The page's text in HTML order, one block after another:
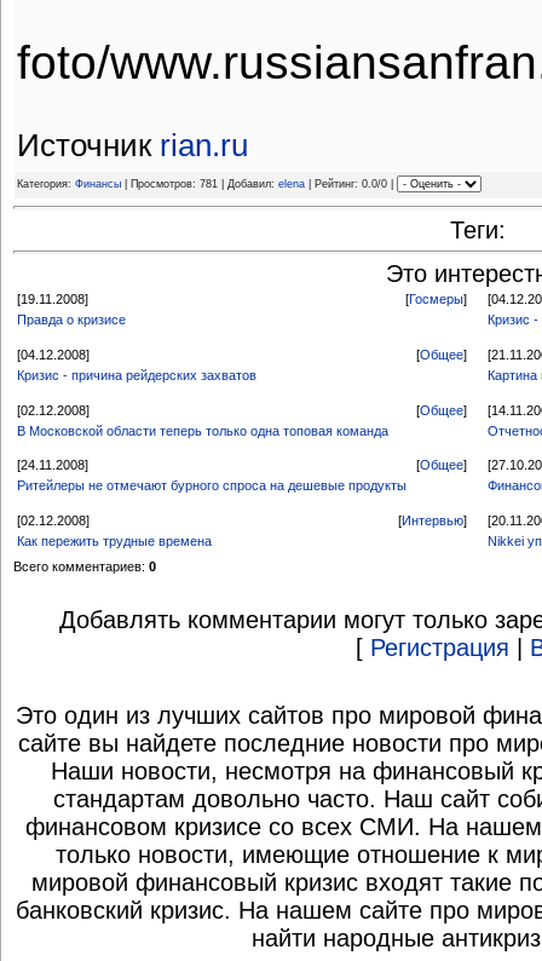
foto/
Источник rian.ru
Категория: Финансы | Просмотров: 781 | Добавил: elena | Рейтинг: 0.0/0 |
Теги:
Это
[19.11.2008] [Госмеры]
Правда о кризисе
Кризис
[04.12.2008] [Общее]
Кризис - причина рейдерских захватов
[02.12.2008] [Общее]
В Московской области теперь только одна топовая команда
[24.11.2008] [Общее]
Ритейлеры не отмечают бурного спроса на дешевые продукты
[02.12.2008] [Интервью]
Как пережить трудные времена
Nikkei
Всего комментариев: 0
Добавлять комментарии могут только
[ Регистрация
Это один из лучших сайтов про мировой
сайте вы найдете последние новости про
Наши новости, несмотря на финансовый
стандартам довольно часто. Наш сайт
финансовом кризисе со всех СМИ. На нашем
только новости, имеющие отношение к
мировой финансовый кризис входят такие
банковский кризис. На нашем сайте про
найти народные